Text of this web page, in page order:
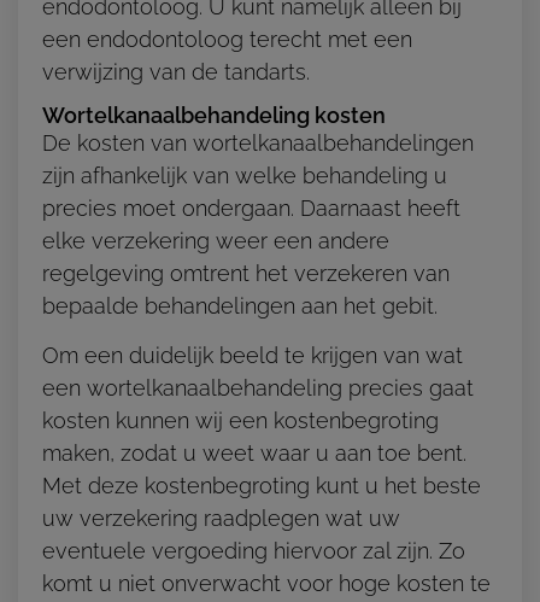
endodontoloog. U kunt namelijk alleen bij
een endodontoloog terecht met een
verwijzing van de tandarts.
Wortelkanaalbehandeling kosten
De kosten van wortelkanaalbehandelingen
zijn afhankelijk van welke behandeling u
precies moet ondergaan. Daarnaast heeft
elke verzekering weer een andere
regelgeving omtrent het verzekeren van
bepaalde behandelingen aan het gebit.
Om een duidelijk beeld te krijgen van wat
een wortelkanaalbehandeling precies gaat
kosten kunnen wij een kostenbegroting
maken, zodat u weet waar u aan toe bent.
Met deze kostenbegroting kunt u het beste
uw verzekering raadplegen wat uw
eventuele vergoeding hiervoor zal zijn. Zo
komt u niet onverwacht voor hoge kosten te